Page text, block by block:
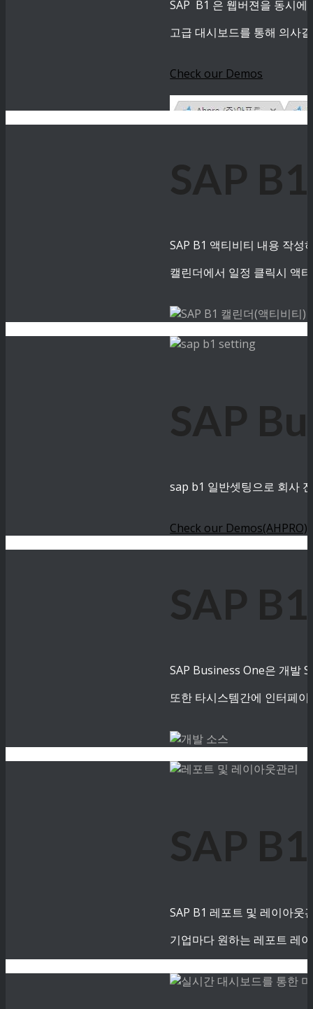
SAP B1 은 웹버젼을 동시에
고급 대시보드를 통해 의사
Check our Demos
SAP
SAP B1 액티비티 내용 작성
캘린더에서 일정 클릭시 액
SAP
sap b1 일반셋팅으로 회사
Check our Demos(AHPRO)
SAP
SAP Business One은 개발
또한 타시스템간에 인터페
SAP
SAP B1 레포트 및 레이아웃
기업마다 원하는 레포트 레